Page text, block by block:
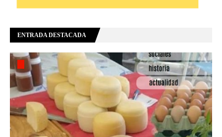
ENTRADA DESTACADA